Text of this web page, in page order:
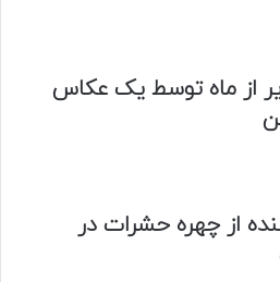
از ماه توسط یک عکاس
از چهره حشرات در